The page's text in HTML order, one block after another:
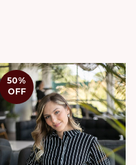
50%
OFF